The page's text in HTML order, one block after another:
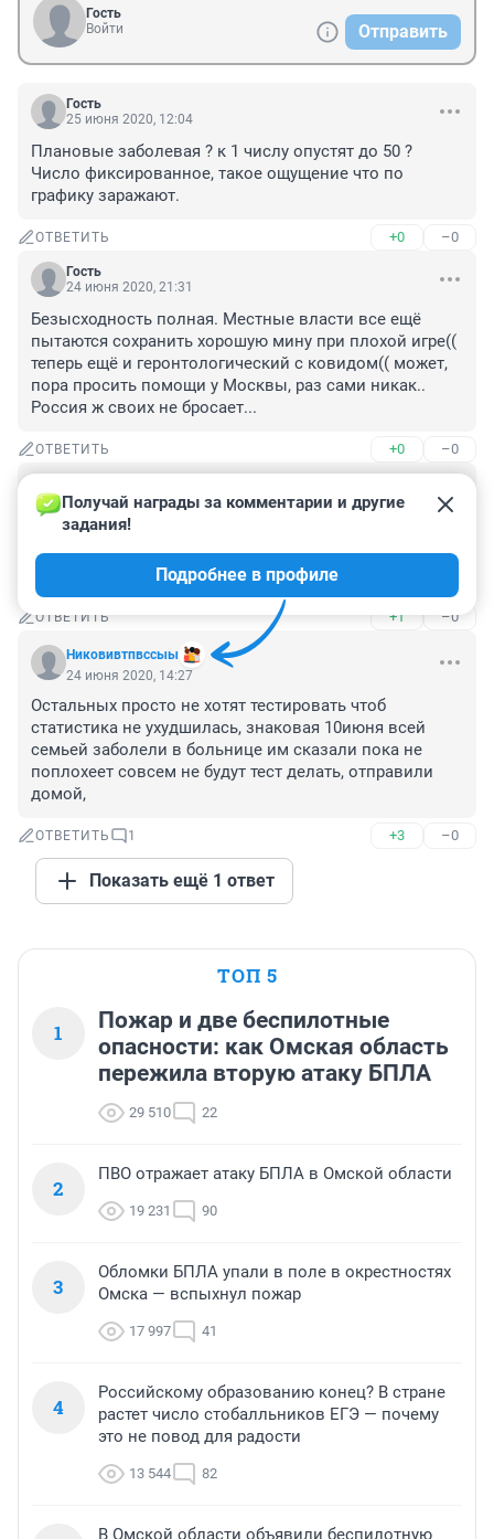
Гость
Войти
Отправить
Гость
25 июня 2020, 12:04
Плановые заболевая ? к 1 числу опустят до 50 ?
Число фиксированное, такое ощущение что по
графику заражают.
ОТВЕТИТЬ +0 –0
Гость
24 июня 2020, 21:31
Безысходность полная. Местные власти все ещё
пытаются сохранить хорошую мину при плохой игре((
теперь ещё и геронтологический с ковидом(( может,
пора просить помощи у Москвы, раз сами никак..
Россия ж своих не бросает...
ОТВЕТИТЬ +0 –0
24 июня 2020, 16:29
Сама болею дома.не забирают.у знакомых отец умер
недавно на ИВЛ. неделю не забирали.а потом
поздно.60 лет.не увидела его в статистике
ОТВЕТИТЬ +1 –0
Никовивтпвссыы
Получай награды за комментарии и другие
задания!
Подробнее в профиле
24 июня 2020, 14:27
Остальных просто не хотят тестировать чтоб
статистика не ухудшилась, знаковая 10июня всей
семьей заболели в больнице им сказали пока не
поплохеет совсем не будут тест делать, отправили
домой,
ОТВЕТИТЬ 1 +3 –0
Показать ещё 1 ответ
ТОП 5
1
Пожар и две беспилотные
опасности: как Омская область
пережила вторую атаку БПЛА
29 510 22
2
ПВО отражает атаку БПЛА в Омской области
19 231 90
3
Обломки БПЛА упали в поле в окрестностях
Омска — вспыхнул пожар
17 997 41
4
Российскому образованию конец? В стране
растет число стобалльников ЕГЭ — почему
это не повод для радости
13 544 82
В Омской области объявили беспилотную